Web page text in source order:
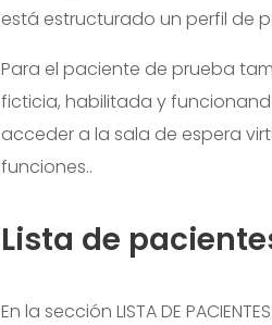
está estructurado un perfil de
Para el paciente de prueba
ficticia, habilitada y
acceder a la sala de espera
funciones..
Lista de
En la sección LISTA DE